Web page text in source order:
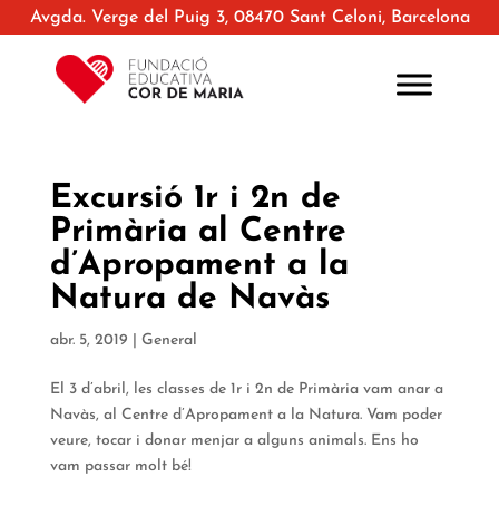
Avgda. Verge del Puig 3, 08470 Sant Celoni, Barcelona
Excursió 1r i 2n de
Primària al Centre
d’Apropament a la
Natura de Navàs
abr. 5, 2019 General
El 3 d’abril, les classes de 1r i 2n de Primària vam anar a
Navàs, al Centre d’Apropament a la Natura. Vam poder
veure, tocar i donar menjar a alguns animals. Ens ho
vam passar molt bé!